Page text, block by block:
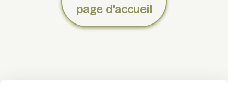
page d’accueil